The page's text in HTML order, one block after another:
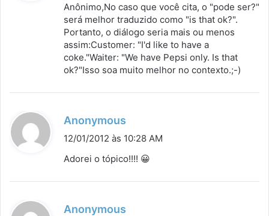
s
e
:
Anônimo,No caso que você cita, o "pode ser?"
será melhor traduzido como "is that ok?".
Portanto, o diálogo seria mais ou menos
assim:Customer: "I'd like to have a
coke."Waiter: "We have Pepsi only. Is that
ok?"Isso soa muito melhor no contexto.;-)
Anonymous
i
e
12/01/2012 às 10:28 AM
Adorei o tópico!!!! 😀
Anonymous